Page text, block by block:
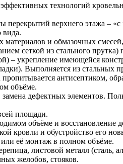
технологий
перекрытий верхнего этажа
вида.
материалов и обмазочных
сеткой из стального
– укрепление имеющейся
Выполняется из стальных
антисептиком,
объёме.
дефектных элементов.
площади.
объёме и восстановление
кровли и обустройство его
её монтаж в полном объёме.
листовой металл (сталь,
желобов, стояков.